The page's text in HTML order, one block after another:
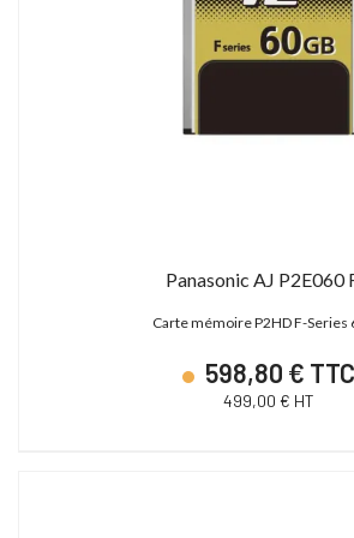
Panasonic AJ P2E060
Carte mémoire P2HD F-Series
598,80 € TTC
499,00 € HT